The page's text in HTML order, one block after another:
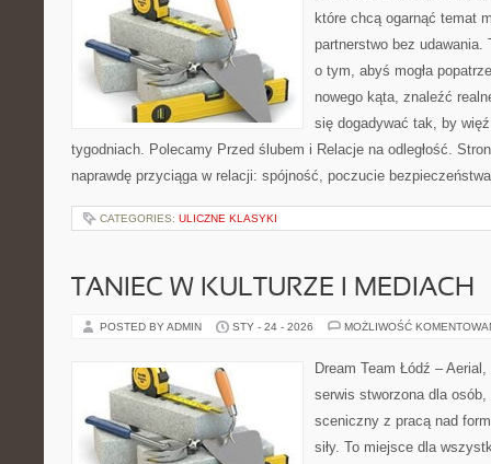
które chcą ogarnąć temat
partnerstwo bez udawania.
o tym, abyś mogła
nowego kąta, znaleźć
się dogadywać tak, by
tygodniach. Polecamy Przed ślubem i Relacje na odległość.
naprawdę przyciąga w relacji: spójność, poczucie
CATEGORIES: ULICZNE KLASYKI
TANIEC W KULTURZE I MEDIACH
POSTED BY ADMIN STY - 24 - 2026 MOŻLIWOŚĆ
Dream Team Łódź –
serwis stworzona dla
sceniczny z pracą nad
siły. To miejsce dla